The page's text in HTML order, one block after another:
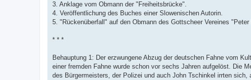
3. Anklage vom Obmann der "Freiheitsbrücke".
4. Veröffentlichung des Buches einer Slowenischen Autorin.
5. "Rückenüberfall" auf den Obmann des Gottscheer Vereines "Peter
* * *
Behauptung 1: Der erzwungene Abzug der deutschen Fahne vom
einer fremden Fahne wurde schon vor sechs Jahren aufgelöst. Die
des Bürgermeisters, der Polizei und auch John Tschinkel irrten